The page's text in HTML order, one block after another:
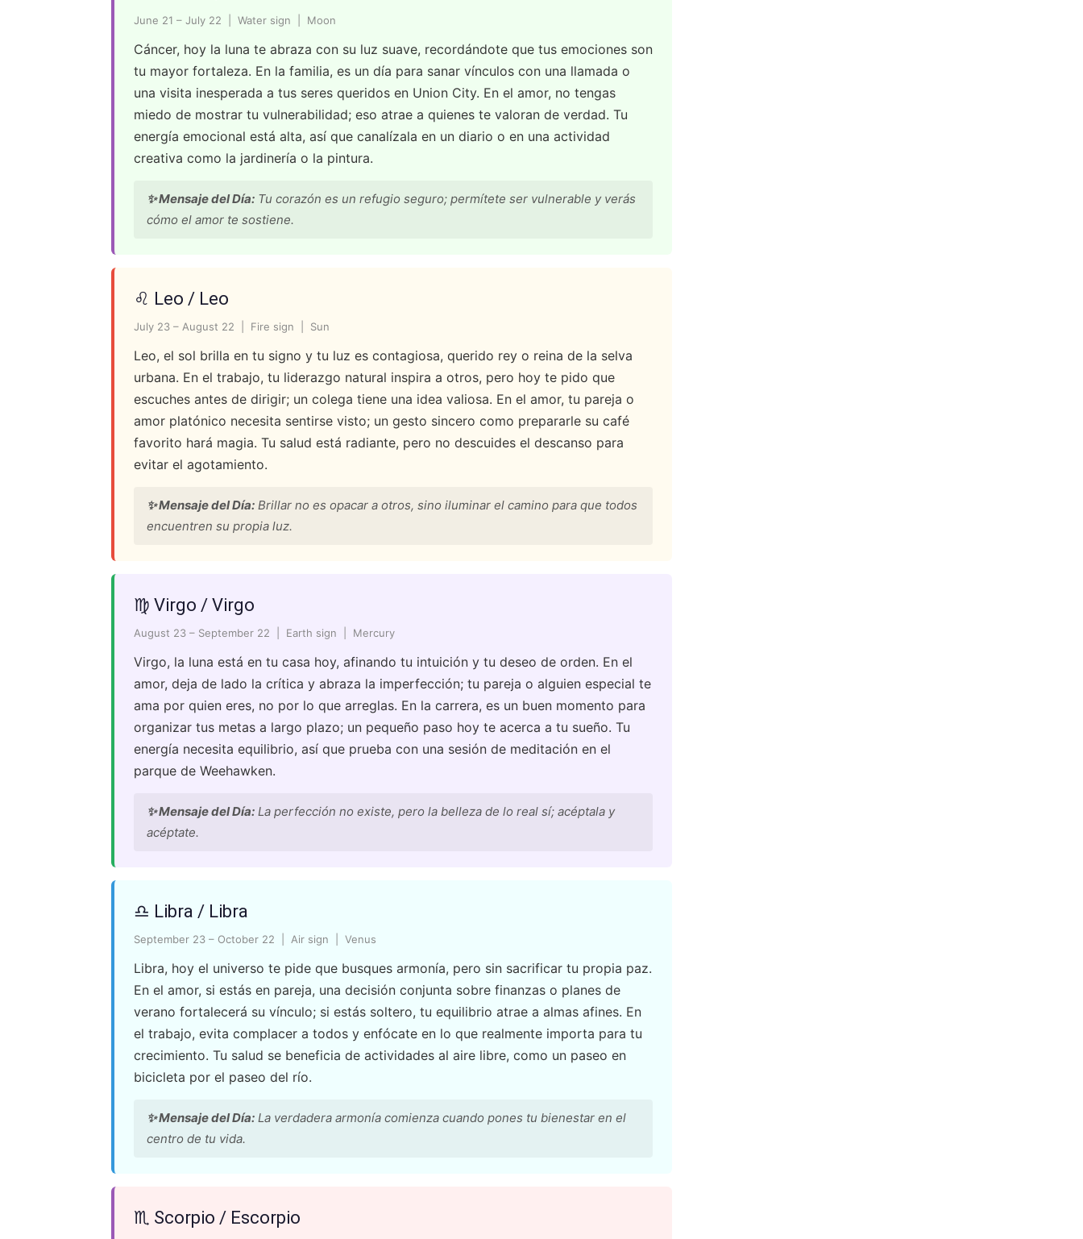
June 21 – July 22 | Water sign | Moon
Cáncer, hoy la luna te abraza con su luz suave, recordándote que tus emociones son
tu mayor fortaleza. En la familia, es un día para sanar vínculos con una llamada o
una visita inesperada a tus seres queridos en Union City. En el amor, no tengas
miedo de mostrar tu vulnerabilidad; eso atrae a quienes te valoran de verdad. Tu
energía emocional está alta, así que canalízala en un diario o en una actividad
creativa como la jardinería o la pintura.
✨ Mensaje del Día: Tu corazón es un refugio seguro; permítete ser vulnerable y verás
cómo el amor te sostiene.
♌ Leo / Leo
July 23 – August 22 | Fire sign | Sun
Leo, el sol brilla en tu signo y tu luz es contagiosa, querido rey o reina de la selva
urbana. En el trabajo, tu liderazgo natural inspira a otros, pero hoy te pido que
escuches antes de dirigir; un colega tiene una idea valiosa. En el amor, tu pareja o
amor platónico necesita sentirse visto; un gesto sincero como prepararle su café
favorito hará magia. Tu salud está radiante, pero no descuides el descanso para
evitar el agotamiento.
✨ Mensaje del Día: Brillar no es opacar a otros, sino iluminar el camino para que todos
encuentren su propia luz.
♍ Virgo / Virgo
August 23 – September 22 | Earth sign | Mercury
Virgo, la luna está en tu casa hoy, afinando tu intuición y tu deseo de orden. En el
amor, deja de lado la crítica y abraza la imperfección; tu pareja o alguien especial te
ama por quien eres, no por lo que arreglas. En la carrera, es un buen momento para
organizar tus metas a largo plazo; un pequeño paso hoy te acerca a tu sueño. Tu
energía necesita equilibrio, así que prueba con una sesión de meditación en el
parque de Weehawken.
✨ Mensaje del Día: La perfección no existe, pero la belleza de lo real sí; acéptala y
acéptate.
♎ Libra / Libra
September 23 – October 22 | Air sign | Venus
Libra, hoy el universo te pide que busques armonía, pero sin sacrificar tu propia paz.
En el amor, si estás en pareja, una decisión conjunta sobre finanzas o planes de
verano fortalecerá su vínculo; si estás soltero, tu equilibrio atrae a almas afines. En
el trabajo, evita complacer a todos y enfócate en lo que realmente importa para tu
crecimiento. Tu salud se beneficia de actividades al aire libre, como un paseo en
bicicleta por el paseo del río.
✨ Mensaje del Día: La verdadera armonía comienza cuando pones tu bienestar en el
centro de tu vida.
♏ Scorpio / Escorpio